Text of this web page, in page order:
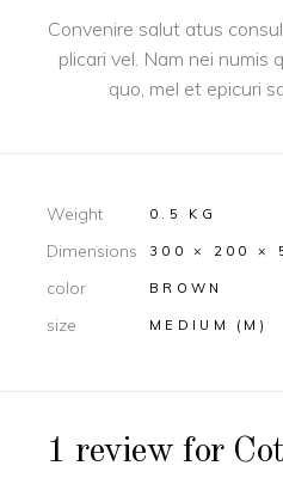
Convenire salut atus
plicari vel. Nam nei numis
quo, mel et epicuri
Weight 0.5 KG
Dimensions 300 × 200 ×
color BROWN
size MEDIUM (M)
1 review for